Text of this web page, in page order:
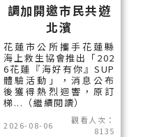
調加開邀市民共遊
北濱
花蓮市公所攜手花蓮縣
海上救生協會推出「202
6花蓮『海好有你』SUP
體驗活動」，消息公布
後獲得熱烈迴響，原訂
梯...（繼續閱讀）
2026-08-06
觀看人次：
8135